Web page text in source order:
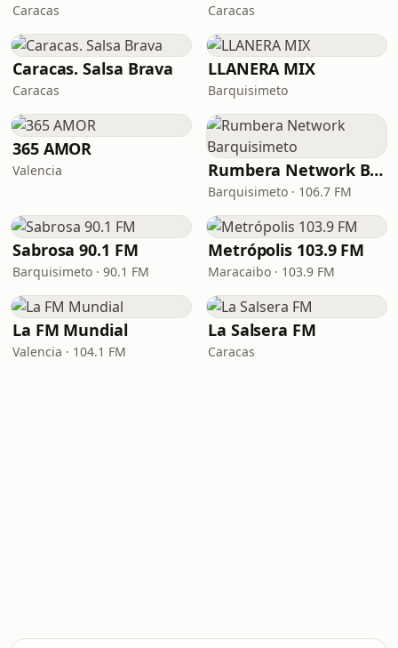
Caracas Caracas
Caracas. Salsa Brava
Caracas
LLANERA MIX
Barquisimeto
365 AMOR
Valencia Rumbera Network Barquisimeto
Barquisimeto · 106.7 FM
Sabrosa 90.1 FM
Barquisimeto · 90.1 FM
Metrópolis 103.9 FM
Maracaibo · 103.9 FM
La FM Mundial
Valencia · 104.1 FM
La Salsera FM
Caracas